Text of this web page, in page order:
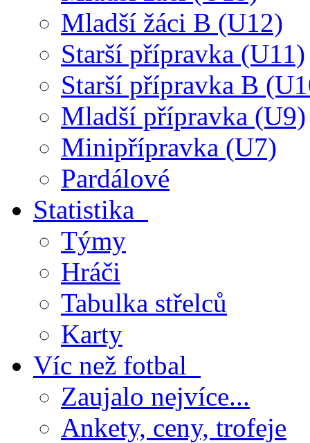
Mladší žáci B (U12)
Starší přípravka (U11)
Starší přípravka B
Mladší přípravka (U9)
Minipřípravka (U7)
Pardálové
Statistika
Týmy
Hráči
Tabulka střelců
Karty
Víc než fotbal
Zaujalo nejvíce...
Ankety, ceny, trofeje